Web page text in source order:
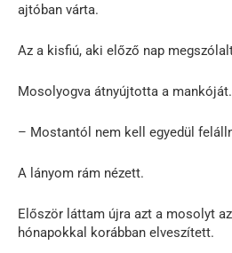
ajtóban várta.
Az a kisfiú, aki előző nap
Mosolyogva átnyújtotta a mankóját.
– Mostantól nem kell egyedül
A lányom rám nézett.
Először láttam újra azt a mosolyt
hónapokkal korábban elveszített.